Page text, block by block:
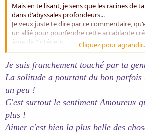
Mais en te lisant, je sens que les racines de
dans d'abyssales profondeurs...
Je veux juste te dire par ce commentaire,
un allié pour pourfendre cette accablante
âme de l'intérieur...
Tu as une plume si avisée, si affûtée, si
un moment privilégié pour moi.
Si en plus, tu peux te sentir moins seul en
virtuelle (par le biais d'internet), j'en serai
Amitiés, Chess.
Cliquez pour
Je suis franchement touché par ta
La solitude a pourtant du bon parfois
un peu !
C'est surtout le sentiment Amoureux
plus !
Aimer c'est bien la plus belle des